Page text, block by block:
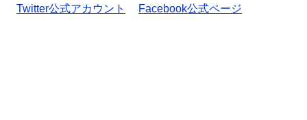
Twitter公式アカウント
Facebook公式ページ